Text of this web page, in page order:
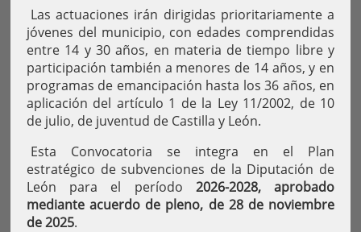
Las actuaciones irán dirigidas prioritariamente a
jóvenes del municipio, con edades comprendidas
entre 14 y 30 años, en materia de tiempo libre y
participación también a menores de 14 años, y en
programas de emancipación hasta los 36 años, en
aplicación del artículo 1 de la Ley 11/2002, de 10
de julio, de juventud de Castilla y León.
Esta Convocatoria se integra en el Plan
estratégico de subvenciones de la Diputación de
León para el período 2026-2028, aprobado
mediante acuerdo de pleno, de 28 de noviembre
de 2025.